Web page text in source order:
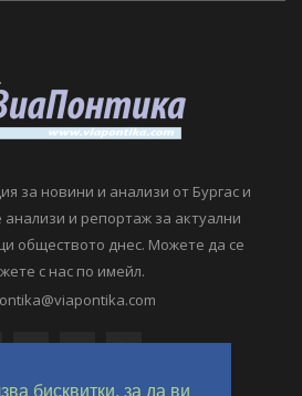
бисквитки, за да ви
за новини и анализи от Бургас и
и репортаж за актуални
обществото днес. Можете да се
с нас по имейл.